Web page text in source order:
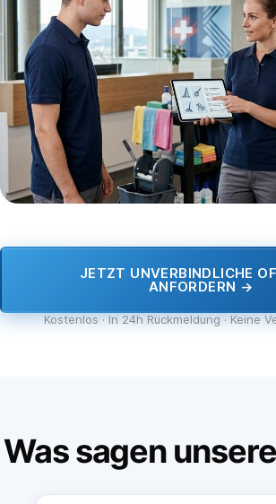
JETZT UNVERBINDLICHE
ANFORDERN →
Kostenlos · In 24h Rückmeldung · Keine
Was sagen unsere